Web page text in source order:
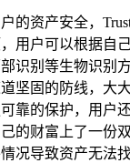
的资产安全，
用户可以根据自
识别等生物识别
坚固的防线，大
靠的保护，用户
的财富上了一份
况导致资产无法